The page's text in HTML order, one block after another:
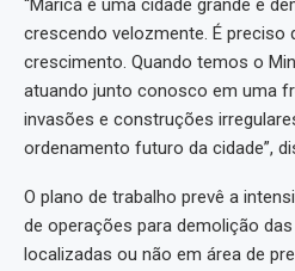
“Maricá é uma cidade grande e
crescendo velozmente. É preciso
crescimento. Quando temos o
atuando junto conosco em uma
invasões e construções
ordenamento futuro da cidade”,
O plano de trabalho prevê a
de operações para demolição
localizadas ou não em área de